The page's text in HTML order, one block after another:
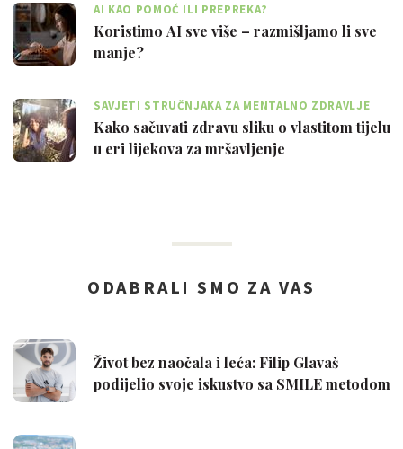
AI KAO POMOĆ ILI PREPREKA?
Koristimo AI sve više – razmišljamo li sve
manje?
SAVJETI STRUČNJAKA ZA MENTALNO ZDRAVLJE
Kako sačuvati zdravu sliku o vlastitom tijelu
u eri lijekova za mršavljenje